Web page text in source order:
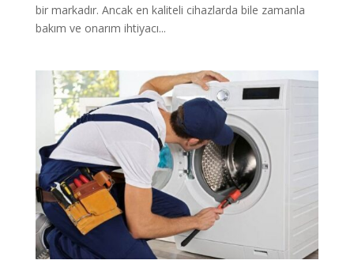
bir markadır. Ancak en kaliteli cihazlarda bile zamanla
bakım ve onarım ihtiyacı...